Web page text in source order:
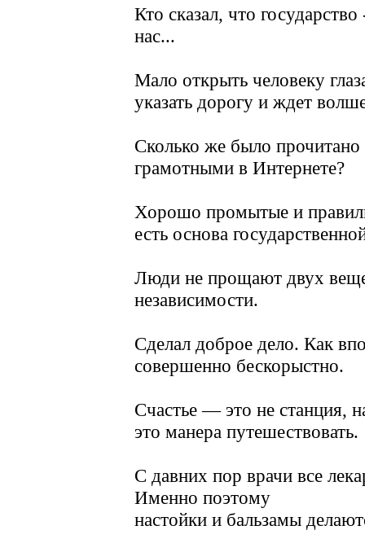
Кто сказал, что
нас...
Мало открыть человеку
указать дорогу и ждет
Сколько же было прочитано
грамотными в Интернете?
Хорошо промытые и
есть основа
Люди не прощают двух
независимости.
Сделал доброе дело. Как
совершенно бескорыстно.
Счастье — это не станция,
это манера путешествовать.
С давних пор врачи все
Именно поэтому
настойки и бальзамы